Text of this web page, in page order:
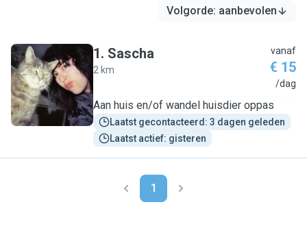
Volgorde: aanbevolen
S
1. Sascha
2 km
vanaf
€ 15
/dag
Aan huis en/of wandel huisdier oppas
Laatst gecontacteerd: 3 dagen geleden
Laatst actief: gisteren
1